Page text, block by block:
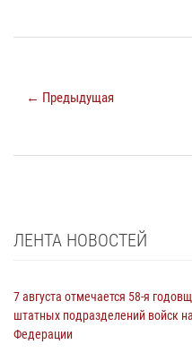
← Предыдущая
ЛЕНТА НОВОСТЕЙ
7 августа отмечается 58-я
штатных подразделений войск
Федерации